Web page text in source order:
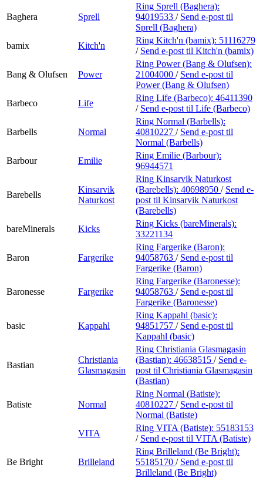
Baghera Sprell
Ring Sprell (Baghera):
94019533 / Send e-post til
Sprell (Baghera)
bamix
Kitch'n
Ring Kitch'n (bamix): 51116279
/ Send e-post til Kitch'n (bamix)
Bang & Olufsen Power
Ring Power (Bang & Olufsen):
21004000 / Send e-post til
Power (Bang & Olufsen)
Barbeco
Life
Ring Life (Barbeco): 46411390
/ Send e-post til Life (Barbeco)
Barbells Normal
Ring Normal (Barbells):
40810227 / Send e-post til
Normal (Barbells)
Barbour
Emilie
Ring Emilie (Barbour):
96944571
Barebells
Kinsarvik
Naturkost
Ring Kinsarvik Naturkost
(Barebells): 40698950 / Send e-
post til Kinsarvik Naturkost
(Barebells)
bareMinerals
Kicks
Ring Kicks (bareMinerals):
33221134
Baron Fargerike
Ring Fargerike (Baron):
94058763 / Send e-post til
Fargerike (Baron)
Baronesse Fargerike
Ring Fargerike (Baronesse):
94058763 / Send e-post til
Fargerike (Baronesse)
basic Kappahl
Ring Kappahl (basic):
94851757 / Send e-post til
Kappahl (basic)
Bastian
Christiania
Glasmagasin
Ring Christiania Glasmagasin
(Bastian): 46638515 / Send e-
post til Christiania Glasmagasin
(Bastian)
Batiste Normal
Ring Normal (Batiste):
40810227 / Send e-post til
Normal (Batiste)
VITA
Ring VITA (Batiste): 55183153
/ Send e-post til VITA (Batiste)
Be Bright Brilleland
Ring Brilleland (Be Bright):
55185170 / Send e-post til
Brilleland (Be Bright)